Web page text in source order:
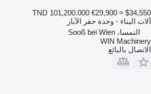
TND 101,200.000 €29,900 ≈ $34,550
آلات البناء - وحدة حفر الآبار
النمسا، Sooß bei Wien
WIN Machinery
الاتصال بالبائع